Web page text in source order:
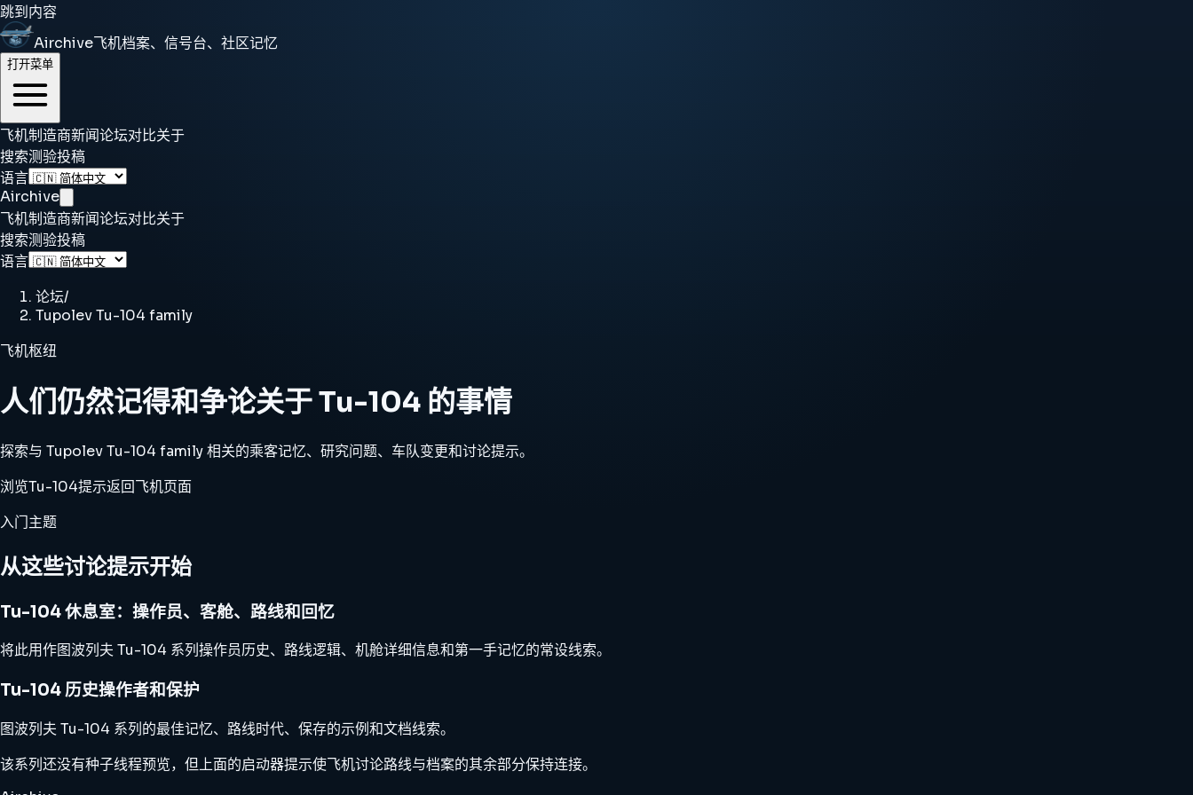
跳到内容
Airchive飞机档案、信号台、社区记忆
打开菜单
飞机制造商新闻论坛对比关于
搜索测验投稿
语言
Airchive
飞机制造商新闻论坛对比关于
搜索测验投稿
语言
论坛/
Tupolev Tu-104 family
飞机枢纽
人们仍然记得和争论关于 Tu-104 的事情
探索与 Tupolev Tu-104 family 相关的乘客记忆、研究问题、车队变更和讨论提示。
浏览Tu-104提示返回飞机页面
入门主题
从这些讨论提示开始
Tu-104 休息室：操作员、客舱、路线和回忆
将此用作图波列夫 Tu-104 系列操作员历史、路线逻辑、机舱详细信息和第一手记忆的常设线索。
Tu-104 历史操作者和保护
图波列夫 Tu-104 系列的最佳记忆、路线时代、保存的示例和文档线索。
该系列还没有种子线程预览，但上面的启动器提示使飞机讨论路线与档案的其余部分保持连接。